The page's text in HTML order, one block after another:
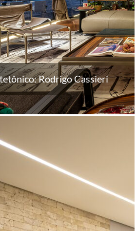
Rodrigo Cassieri